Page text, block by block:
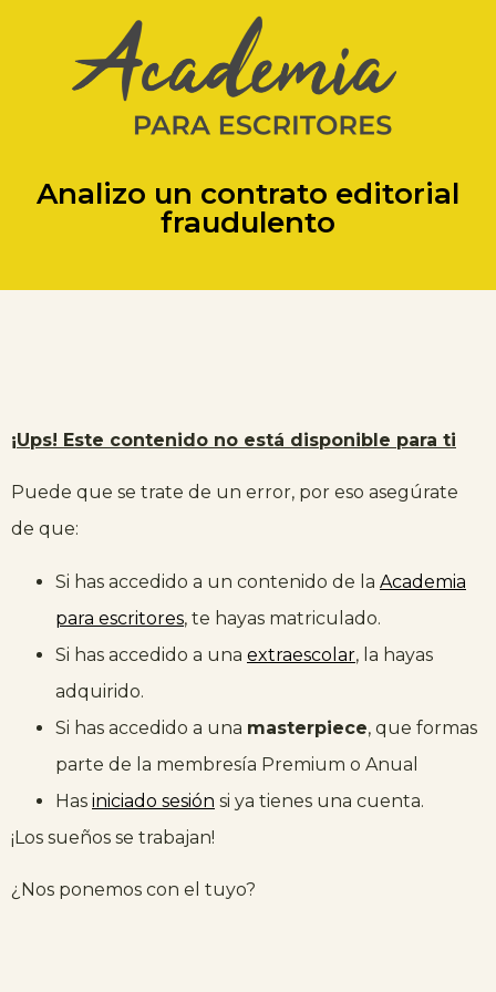
Analizo un contrato editorial
fraudulento
¡Ups! Este contenido no está disponible para ti
Puede que se trate de un error, por eso asegúrate
de que:
Si has accedido a un contenido de la Academia
para escritores, te hayas matriculado.
Si has accedido a una extraescolar, la hayas
adquirido.
Si has accedido a una masterpiece, que formas
parte de la membresía Premium o Anual
Has iniciado sesión si ya tienes una cuenta.
¡Los sueños se trabajan!
¿Nos ponemos con el tuyo?